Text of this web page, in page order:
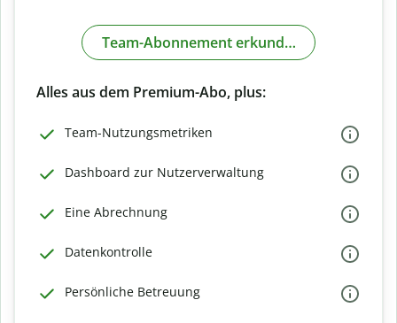
Team-Abonnement erkunden
Alles aus dem Premium-Abo, plus:
Team-Nutzungsmetriken
Dashboard zur Nutzerverwaltung
Eine Abrechnung
Datenkontrolle
Persönliche Betreuung